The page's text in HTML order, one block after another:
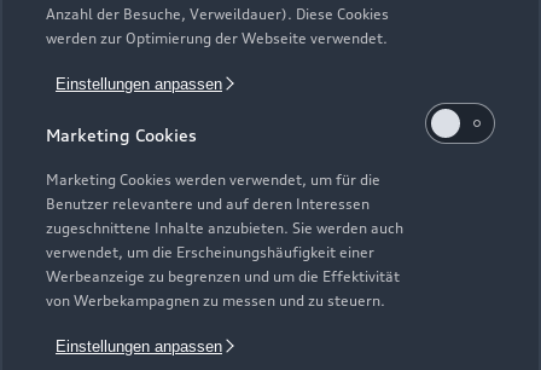
Anzahl der Besuche, Verweildauer). Diese Cookies
werden zur Optimierung der Webseite verwendet.
Einstellungen anpassen
Marketing Cookies
Marketing Cookies werden verwendet, um für die
Benutzer relevantere und auf deren Interessen
zugeschnittene Inhalte anzubieten. Sie werden auch
verwendet, um die Erscheinungshäufigkeit einer
Werbeanzeige zu begrenzen und um die Effektivität
von Werbekampagnen zu messen und zu steuern.
Einstellungen anpassen
Universal-Reinigungstuch
Für einen glänzenden Eindruck.
Zur Audi Shopping World